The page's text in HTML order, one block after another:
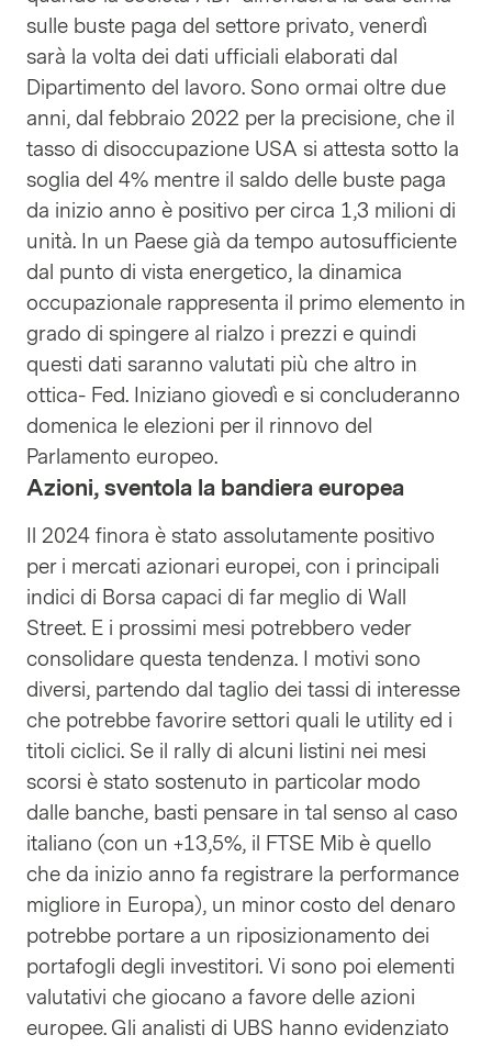
sulle buste paga del settore privato, venerdì
sarà la volta dei dati ufficiali elaborati dal
Dipartimento del lavoro. Sono ormai oltre due
anni, dal febbraio 2022 per la precisione, che il
tasso di disoccupazione USA si attesta sotto la
soglia del 4% mentre il saldo delle buste paga
da inizio anno è positivo per circa 1,3 milioni di
unità. In un Paese già da tempo autosufficiente
dal punto di vista energetico, la dinamica
occupazionale rappresenta il primo elemento in
grado di spingere al rialzo i prezzi e quindi
questi dati saranno valutati più che altro in
ottica- Fed. Iniziano giovedì e si concluderanno
domenica le elezioni per il rinnovo del
Parlamento europeo.
Azioni, sventola la bandiera europea
Il 2024 finora è stato assolutamente positivo
per i mercati azionari europei, con i principali
indici di Borsa capaci di far meglio di Wall
Street. E i prossimi mesi potrebbero veder
consolidare questa tendenza. I motivi sono
diversi, partendo dal taglio dei tassi di interesse
che potrebbe favorire settori quali le utility ed i
titoli ciclici. Se il rally di alcuni listini nei mesi
scorsi è stato sostenuto in particolar modo
dalle banche, basti pensare in tal senso al caso
italiano (con un +13,5%, il FTSE Mib è quello
che da inizio anno fa registrare la performance
migliore in Europa), un minor costo del denaro
potrebbe portare a un riposizionamento dei
portafogli degli investitori. Vi sono poi elementi
valutativi che giocano a favore delle azioni
europee. Gli analisti di UBS hanno evidenziato